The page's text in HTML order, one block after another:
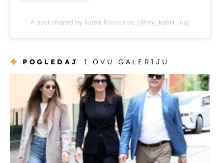
A post shared by Ivana Kovacevic (@ivy_kahili_lua)
POGLEDAJ I OVU GALERIJU